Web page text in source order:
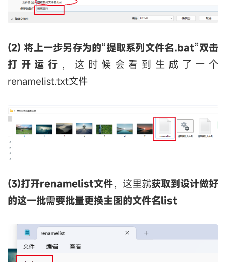
(2) 将上一步另存为的“提取系列文件名.bat”双击
打开运行 ，这时候会看到生成了一个
renamelist.txt文件
(3)打开renamelist文件，这里就获取到设计做好
的这一批需要批量更换主图的文件名list